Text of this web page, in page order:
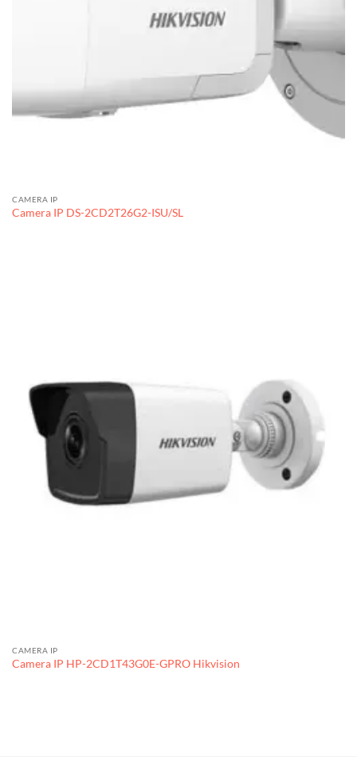
CAMERA IP
Camera IP DS-2CD2T26G2-ISU/SL
CAMERA IP
Camera IP HP-2CD1T43G0E-GPRO Hikvision